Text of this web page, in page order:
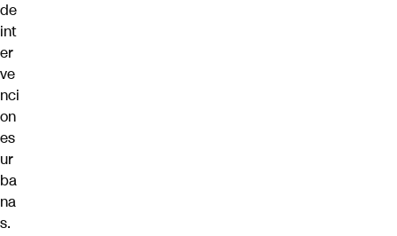
de
int
er
ve
nci
on
es
ur
ba
na
s.